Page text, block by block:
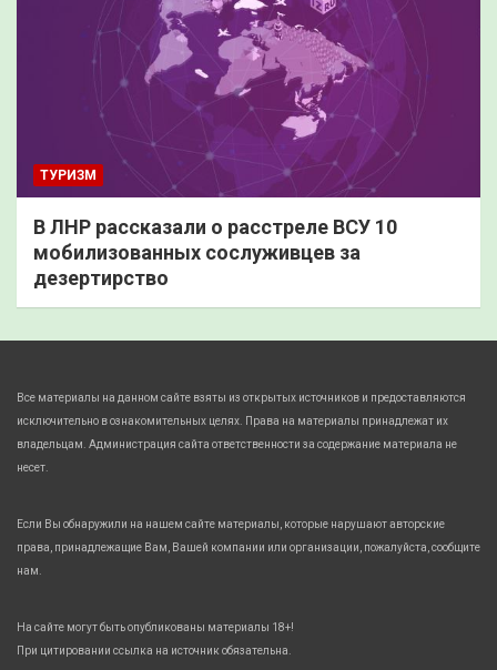
ТУРИЗМ
В ЛНР рассказали о расстреле ВСУ 10
мобилизованных сослуживцев за
дезертирство
Все материалы на данном сайте взяты из открытых источников и предоставляются
исключительно в ознакомительных целях. Права на материалы принадлежат их
владельцам. Администрация сайта ответственности за содержание материала не
несет.
Если Вы обнаружили на нашем сайте материалы, которые нарушают авторские
права, принадлежащие Вам, Вашей компании или организации, пожалуйста, сообщите
нам.
На сайте могут быть опубликованы материалы 18+!
При цитировании ссылка на источник обязательна.